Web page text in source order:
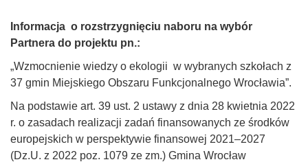
Informacja o rozstrzygnięciu naboru na wybór
Partnera do projektu pn.:
„Wzmocnienie wiedzy o ekologii w wybranych szkołach z
37 gmin Miejskiego Obszaru Funkcjonalnego Wrocławia”.
Na podstawie art. 39 ust. 2 ustawy z dnia 28 kwietnia 2022
r. o zasadach realizacji zadań finansowanych ze środków
europejskich w perspektywie finansowej 2021–2027
(Dz.U. z 2022 poz. 1079 ze zm.) Gmina Wrocław